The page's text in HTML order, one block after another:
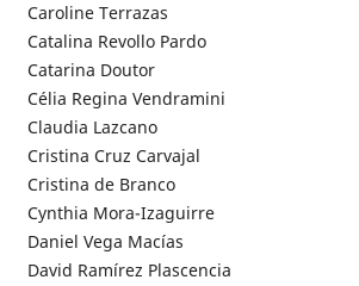
Caroline Terrazas
Catalina Revollo Pardo
Catarina Doutor
Célia Regina Vendramini
Claudia Lazcano
Cristina Cruz Carvajal
Cristina de Branco
Cynthia Mora-Izaguirre
Daniel Vega Macías
David Ramírez Plascencia